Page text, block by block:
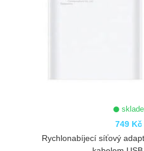
749 Kč
Rychlonabíjecí síťový